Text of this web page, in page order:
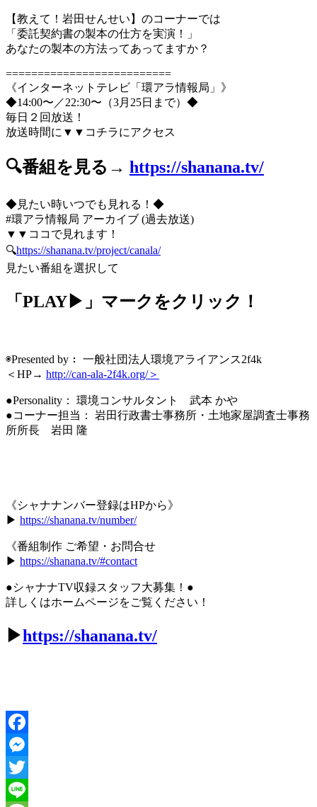
【教えて！岩田せんせい】のコーナーでは
「委託契約書の製本の仕方を実演！」
あなたの製本の方法ってあってますか？
==========================
《インターネットテレビ「環アラ情報局」》
◆14:00〜／22:30〜（3月25日まで）◆
毎日２回放送！
放送時間に▼▼コチラにアクセス
🔍番組を見る→ https://shanana.tv/
◆見たい時いつでも見れる！◆
#環アラ情報局 アーカイブ (過去放送)
▼▼ココで見れます！
🔍https://shanana.tv/project/canala/
見たい番組を選択して
「PLAY▶」マークをクリック！
◉Presented by： 一般社団法人環境アライアンス2f4k
＜HP→ http://can-ala-2f4k.org/＞
●Personality： 環境コンサルタント 武本 かや
●コーナー担当： 岩田行政書士事務所・土地家屋調査士事務
所所長 岩田 隆
《シャナナンバー登録はHPから》
▶︎ https://shanana.tv/number/
《番組制作 ご希望・お問合せ
▶︎ https://shanana.tv/#contact
●シャナナTV収録スタッフ大募集！●
詳しくはホームページをご覧ください！
▶https://shanana.tv/